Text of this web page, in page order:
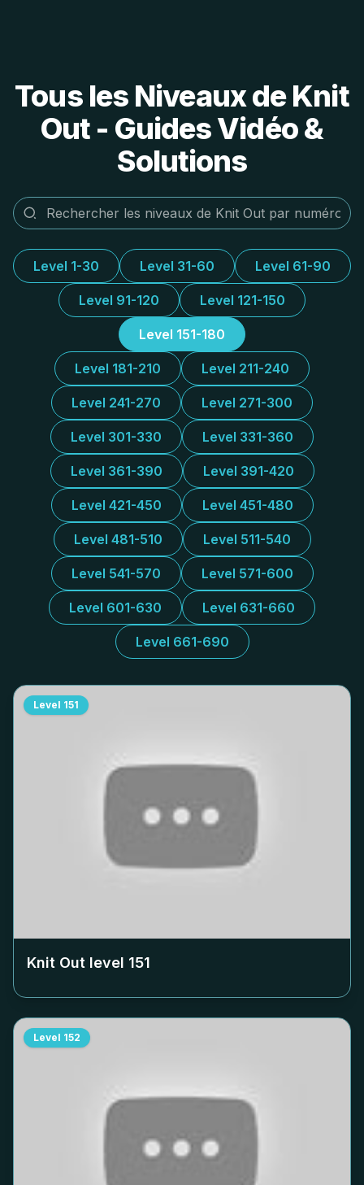
Tous les Niveaux de Knit
Out - Guides Vidéo &
Solutions
Level 1-30 Level 31-60 Level 61-90
Level 91-120 Level 121-150
Level 151-180
Level 181-210 Level 211-240
Level 241-270 Level 271-300
Level 301-330 Level 331-360
Level 361-390 Level 391-420
Level 421-450 Level 451-480
Level 481-510 Level 511-540
Level 541-570 Level 571-600
Level 601-630 Level 631-660
Level 661-690
Level 151
Knit Out level 151
Level 152